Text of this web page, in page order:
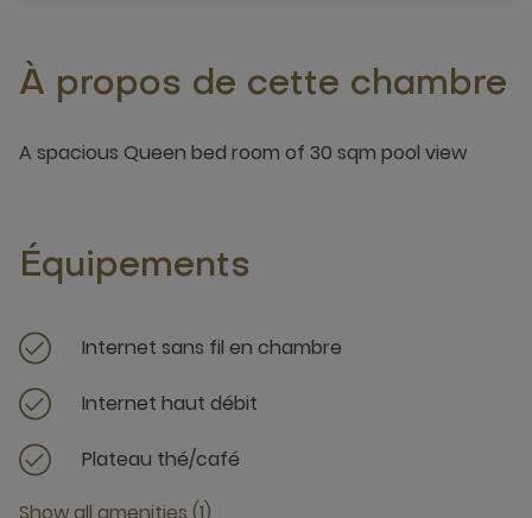
À propos de cette chambre
A spacious Queen bed room of 30 sqm pool view
Équipements
Internet sans fil en chambre
Internet haut débit
Plateau thé/café